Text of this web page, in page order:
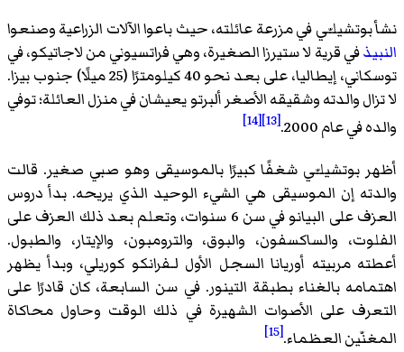
نشأ بوتشيلـّي في مزرعة عائلته، حيث باعوا الآلات الزراعية وصنعوا
النبيذفي قرية لا ستيرزا الصغيرة، وهي فراتسيوني من لاجاتيكو، في
توسكاني، إيطاليا، على بعد نحو 40 كيلومترًا (25 ميلًا) جنوب بيزا.
لا تزال والدته وشقيقه الأصغر ألبرتو يعيشان في منزل العائلة؛ توفي
والده في عام 2000.
[13]
[14]
أظهر بوتشيلـّي شغفًا كبيرًا بالموسيقى وهو صبي صغير. قالت
والدته إن الموسيقى هي الشيء الوحيد الذي يريحه. بدأ دروس
العزف على البيانو في سن 6 سنوات، وتعلم بعد ذلك العزف على
الفلوت، والساكسفون، والبوق، والترومبون، والإيتار، والطبول.
أعطته مربيته أوريانا السجل الأول لـفرانكو كوريلي، وبدأ يظهر
اهتمامه بالغناء بطبقة التينور. في سن السابعة، كان قادرًا على
التعرف على الأصوات الشهيرة في ذلك الوقت وحاول محاكاة
المغنّين العظماء.[15]